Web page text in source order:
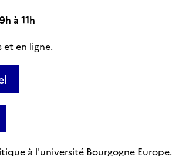
à 11h
et en ligne.
à l'université Bourgogne Europe.